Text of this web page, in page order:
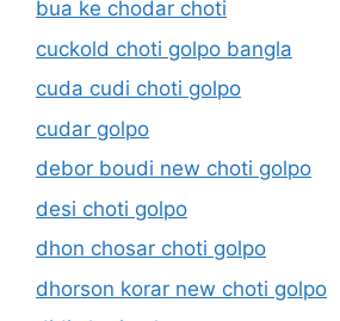
bua ke chodar choti
cuckold choti golpo bangla
cuda cudi choti golpo
cudar golpo
debor boudi new choti golpo
desi choti golpo
dhon chosar choti golpo
dhorson korar new choti golpo